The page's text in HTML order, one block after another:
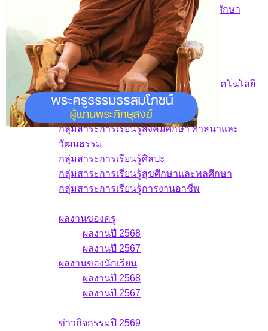
รายงานการประเมินตนเอง ปีการศึกษา
2566
บุคลากร
ฝ่ายบริหาร
กลุ่มสาระการเรียนรู้คณิตศาสตร์
กลุ่มสาระการเรียนรู้วิทยาศาสตร์และเทคโนโลยี
กลุ่มสาระการเรียนรู้ภาษาไทย
กลุ่มสาระการเรียนรู้ภาษาต่างประเทศ
กลุ่มสาระการเรียนรู้สังคมศึกษา ศาสนาและ
วัฒนธรรม
กลุ่มสาระการเรียนรู้ศิลปะ
กลุ่มสาระการเรียนรู้สุขศึกษาและพลศึกษา
กลุ่มสาระการเรียนรู้การงานอาชีพ
ผลงานของครู
ผลงานปี 2568
ผลงานปี 2567
ผลงานของนักเรียน
ผลงานปี 2568
ผลงานปี 2567
ข่าวกิจกรรมปี 2569